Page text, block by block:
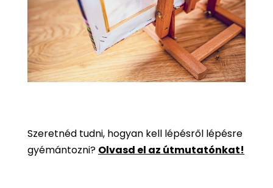
Szeretnéd tudni, hogyan kell lépésről lépésre
gyémántozni? Olvasd el az útmutatónkat!